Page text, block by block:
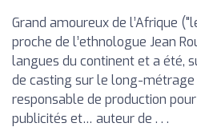
Grand amoureux de l’Afrique
proche de l’ethnologue Jean
langues du continent et a été,
de casting sur le long-métrage
responsable de production
publicités et… auteur de . . .